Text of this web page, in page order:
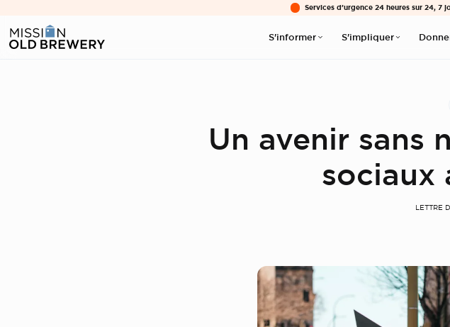
Services d’urgence 24 heures sur 24, 7
S'informer S'impliquer
Un avenir sans
sociaux
LETTRE